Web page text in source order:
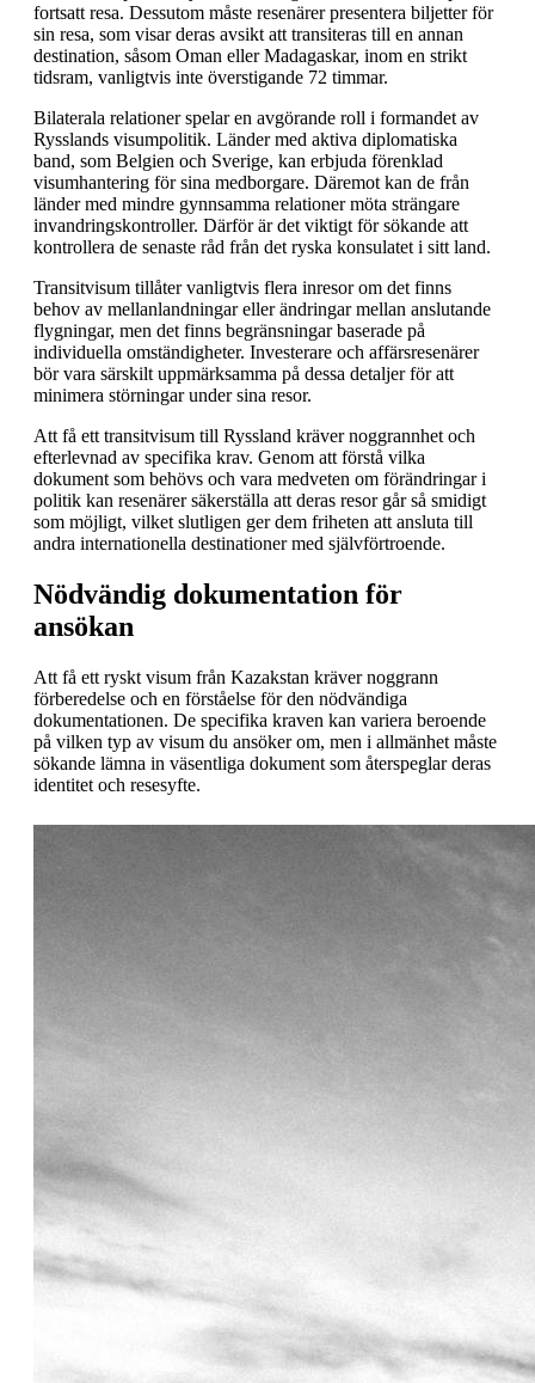
fortsatt resa. Dessutom måste resenärer presentera biljetter för
sin resa, som visar deras avsikt att transiteras till en annan
destination, såsom Oman eller Madagaskar, inom en strikt
tidsram, vanligtvis inte överstigande 72 timmar.
Bilaterala relationer spelar en avgörande roll i formandet av
Rysslands visumpolitik. Länder med aktiva diplomatiska
band, som Belgien och Sverige, kan erbjuda förenklad
visumhantering för sina medborgare. Däremot kan de från
länder med mindre gynnsamma relationer möta strängare
invandringskontroller. Därför är det viktigt för sökande att
kontrollera de senaste råd från det ryska konsulatet i sitt land.
Transitvisum tillåter vanligtvis flera inresor om det finns
behov av mellanlandningar eller ändringar mellan anslutande
flygningar, men det finns begränsningar baserade på
individuella omständigheter. Investerare och affärsresenärer
bör vara särskilt uppmärksamma på dessa detaljer för att
minimera störningar under sina resor.
Att få ett transitvisum till Ryssland kräver noggrannhet och
efterlevnad av specifika krav. Genom att förstå vilka
dokument som behövs och vara medveten om förändringar i
politik kan resenärer säkerställa att deras resor går så smidigt
som möjligt, vilket slutligen ger dem friheten att ansluta till
andra internationella destinationer med självförtroende.
Nödvändig dokumentation för
ansökan
Att få ett ryskt visum från Kazakstan kräver noggrann
förberedelse och en förståelse för den nödvändiga
dokumentationen. De specifika kraven kan variera beroende
på vilken typ av visum du ansöker om, men i allmänhet måste
sökande lämna in väsentliga dokument som återspeglar deras
identitet och resesyfte.